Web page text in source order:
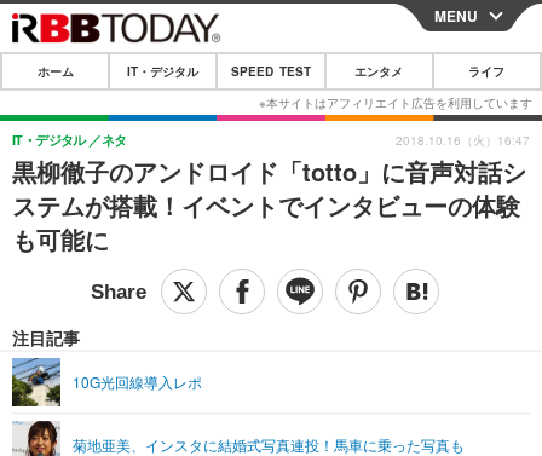
CLOSE
ホーム
IT・デジタル
IT・デジタルTOP スマートフォン
ショッピング その他
SPEED TEST
エンタメ
エンタメTOP 映画・ドラマ
音楽
ペット
リリース一覧
プッシュ通知の停止方法
MENU
ホーム IT・デジタル SPEED TEST エンタメ ライフ
黒柳徹子のアンドロイド「totto」に音声対話シ
ステムが搭載！イベントでインタビューの体験
も可能に
IT・デジタル ネタ
注目記事
10G光回線導入レポ
菊地亜美、インスタに結婚式写真連投！馬車に乗った写真も
2018.10.16（火）16:47